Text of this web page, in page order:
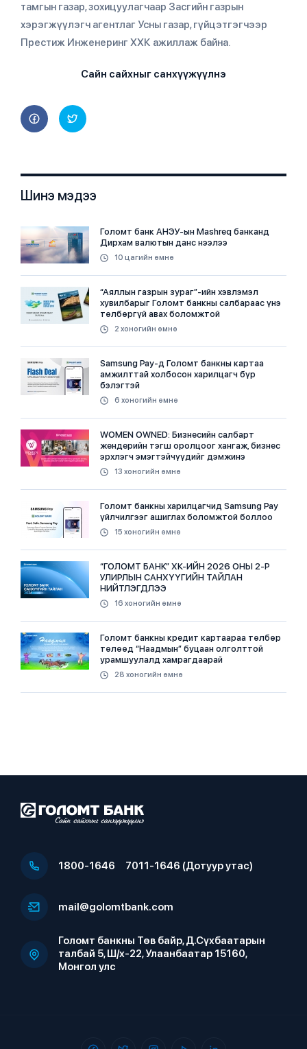
тамгын газар, зохицуулагчаар Засгийн газрын
хэрэгжүүлэгч агентлаг Усны газар, гүйцэтгэгчээр
Престиж Инженеринг ХХК ажиллаж байна.
Сайн сайхныг санхүүжүүлнэ
Шинэ мэдээ
Голомт банк АНЭУ-ын Mashreq банканд
Дирхам валютын данс нээлээ
10 цагийн өмнө
“Аяллын газрын зураг”-ийн хэвлэмэл
хувилбарыг Голомт банкны салбараас үнэ
төлбөргүй авах боломжтой
2 хоногийн өмнө
Samsung Pay-д Голомт банкны картаа
амжилттай холбосон харилцагч бүр
бэлэгтэй
6 хоногийн өмнө
WOMEN OWNED: Бизнесийн салбарт
жендерийн тэгш оролцоог хангаж, бизнес
эрхлэгч эмэгтэйчүүдийг дэмжинэ
13 хоногийн өмнө
Голомт банкны харилцагчид Samsung Pay
үйлчилгээг ашиглах боломжтой боллоо
15 хоногийн өмнө
“ГОЛОМТ БАНК” ХК-ИЙН 2026 ОНЫ 2-Р
УЛИРЛЫН САНХҮҮГИЙН ТАЙЛАН
НИЙТЛЭГДЛЭЭ
16 хоногийн өмнө
Голомт банкны кредит картаараа төлбөр
төлөөд “Наадмын” буцаан олголттой
урамшуулалд хамрагдаарай
28 хоногийн өмнө
1800-1646 7011-1646 (Дотуур утас)
mail@golomtbank.com
Голомт банкны Төв байр, Д.Сүхбаатарын
талбай 5, Ш/х-22, Улаанбаатар 15160,
Монгол улс